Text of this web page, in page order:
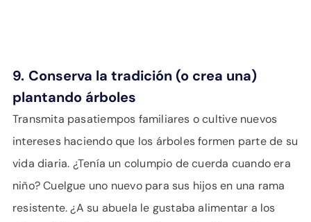
9. Conserva la tradición (o crea una)
plantando árboles
Transmita pasatiempos familiares o cultive nuevos
intereses haciendo que los árboles formen parte de su
vida diaria. ¿Tenía un columpio de cuerda cuando era
niño? Cuelgue uno nuevo para sus hijos en una rama
resistente. ¿A su abuela le gustaba alimentar a los